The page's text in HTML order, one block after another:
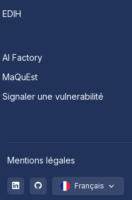
EDIH
AI Factory
MaQuEst
Signaler une vulnerabilité
Mentions légales
Français